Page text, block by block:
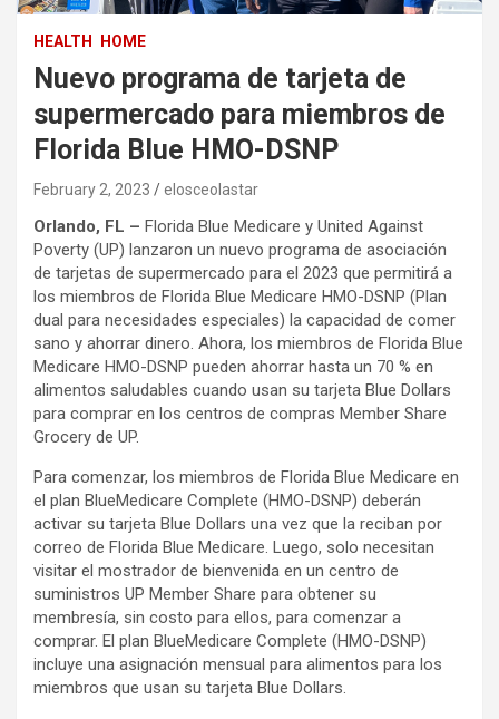
HEALTH HOME
Nuevo programa de tarjeta de
supermercado para miembros de
Florida Blue HMO-DSNP
February 2, 2023 elosceolastar
Orlando, FL – Florida Blue Medicare y United Against
Poverty (UP) lanzaron un nuevo programa de asociación
de tarjetas de supermercado para el 2023 que permitirá a
los miembros de Florida Blue Medicare HMO-DSNP (Plan
dual para necesidades especiales) la capacidad de comer
sano y ahorrar dinero. Ahora, los miembros de Florida Blue
Medicare HMO-DSNP pueden ahorrar hasta un 70 % en
alimentos saludables cuando usan su tarjeta Blue Dollars
para comprar en los centros de compras Member Share
Grocery de UP.
Para comenzar, los miembros de Florida Blue Medicare en
el plan BlueMedicare Complete (HMO-DSNP) deberán
activar su tarjeta Blue Dollars una vez que la reciban por
correo de Florida Blue Medicare. Luego, solo necesitan
visitar el mostrador de bienvenida en un centro de
suministros UP Member Share para obtener su
membresía, sin costo para ellos, para comenzar a
comprar. El plan BlueMedicare Complete (HMO-DSNP)
incluye una asignación mensual para alimentos para los
miembros que usan su tarjeta Blue Dollars.